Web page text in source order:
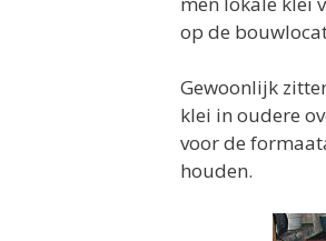
op de
Gewoonlijk
klei in oudere
voor de
houden.